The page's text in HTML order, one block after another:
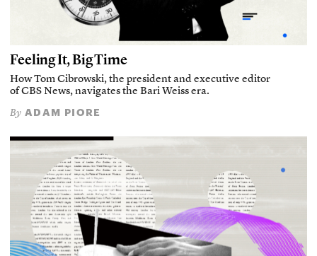
Feeling It, Big Time
How Tom Cibrowski, the president and executive editor
of CBS News, navigates the Bari Weiss era.
By ADAM PIORE